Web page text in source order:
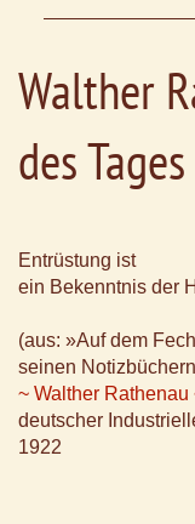
Walther
des
Entrüstung ist
ein Bekenntnis der
(aus: »Auf dem
seinen
~ Walther Rathenau
deutscher
1922